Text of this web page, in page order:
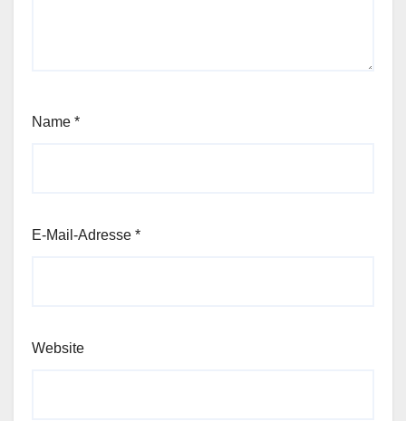
Name *
E-Mail-Adresse *
Website